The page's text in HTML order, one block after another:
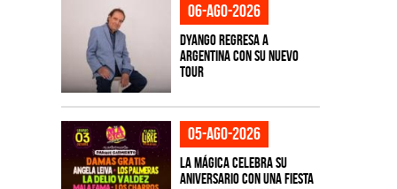
06-ago-2026
Dyango regresa a
Argentina con su nuevo
tour
05-ago-2026
La Mágica celebra su
aniversario con una fiesta